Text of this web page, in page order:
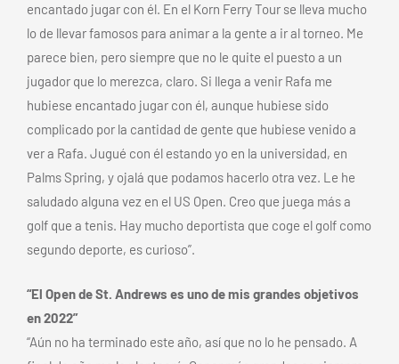
encantado jugar con él. En el Korn Ferry Tour se lleva mucho
lo de llevar famosos para animar a la gente a ir al torneo. Me
parece bien, pero siempre que no le quite el puesto a un
jugador que lo merezca, claro. Si llega a venir Rafa me
hubiese encantado jugar con él, aunque hubiese sido
complicado por la cantidad de gente que hubiese venido a
ver a Rafa. Jugué con él estando yo en la universidad, en
Palms Spring, y ojalá que podamos hacerlo otra vez. Le he
saludado alguna vez en el US Open. Creo que juega más a
golf que a tenis. Hay mucho deportista que coge el golf como
segundo deporte, es curioso”.
“El Open de St. Andrews es uno de mis grandes objetivos
en 2022”
“Aún no ha terminado este año, así que no lo he pensado. A